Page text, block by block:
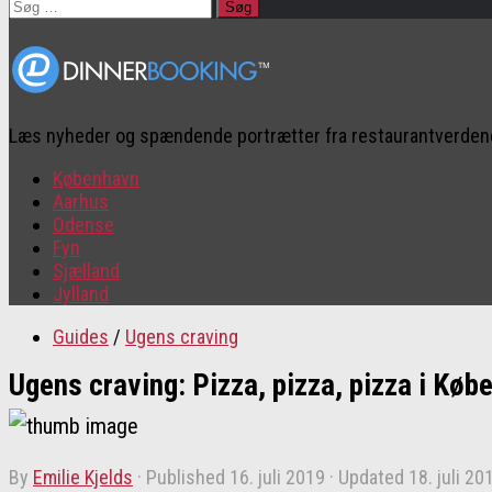
Læs nyheder og spændende portrætter fra
København
Aarhus
Odense
Fyn
Sjælland
Jylland
Guides / Ugens craving
Ugens craving: Pizza, pizza, pizza i
by Emilie Kjelds · Published 16. juli 2019 · Updated 18. juli